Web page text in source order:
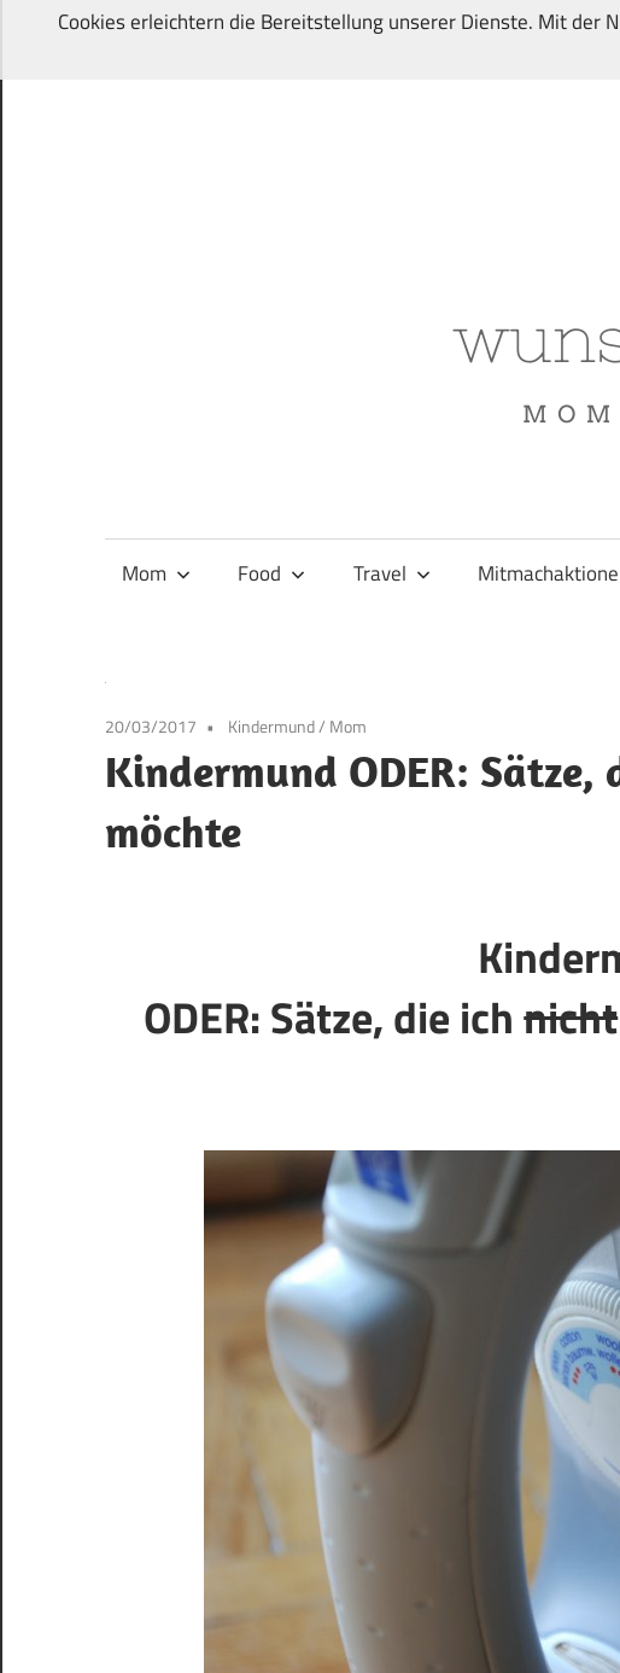
Zum
ihren
Food-
und
Mom Food Travel
20/03/2017 Kindermund/ Mom
Kindermund ODER:
möchte
ODER: Sätze, die ichnicht
Cookies erleichtern die Bereitstellung unserer Dienste. Mit der